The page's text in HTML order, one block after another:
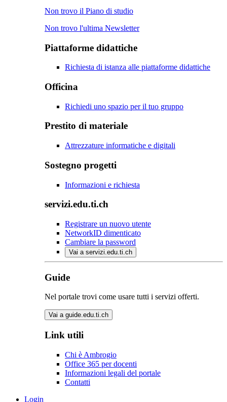
Non trovo il Piano di studio
Non trovo l'ultima Newsletter
Piattaforme didattiche
Richiesta di istanza alle piattaforme didattiche
Officina
Richiedi uno spazio per il tuo gruppo
Prestito di materiale
Attrezzature informatiche e digitali
Sostegno progetti
Informazioni e richiesta
servizi.edu.ti.ch
Registrare un nuovo utente
NetworkID dimenticato
Cambiare la password
Vai a servizi.edu.ti.ch
Guide
Nel portale trovi come usare tutti i servizi offerti.
Vai a guide.edu.ti.ch
Link utili
Chi è Ambrogio
Office 365 per docenti
Informazioni legali del portale
Contatti
Login